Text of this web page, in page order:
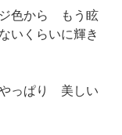
色から　もう眩
いくらいに輝き
っぱり　美しい